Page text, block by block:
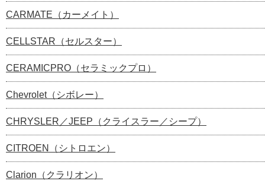
CARMATE（カーメイト）
CELLSTAR（セルスター）
CERAMICPRO（セラミックプロ）
Chevrolet（シボレー）
CHRYSLER／JEEP（クライスラー／シープ）
CITROEN（シトロエン）
Clarion（クラリオン）